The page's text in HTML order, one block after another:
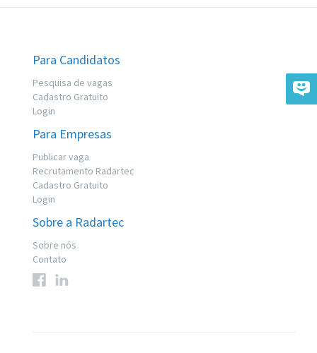
Para Candidatos
Pesquisa de vagas
Cadastro Gratuito
Login
Para Empresas
Publicar vaga
Recrutamento Radartec
Cadastro Gratuito
Login
Sobre a Radartec
Sobre nós
Contato